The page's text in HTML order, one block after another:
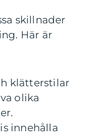
skillnader
Här är
klätterstilar
olika
innehålla